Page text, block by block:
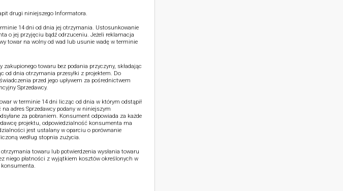
drugi niniejszego Informatora.
14 dni od dnia jej otrzymania. Ustosunkowanie
o jej przyjęciu bądź odrzuceniu. Jeżeli reklamacja
towar na wolny od wad lub usunie wadę w terminie
towaru bez podania przyczyny, składając
od dnia otrzymania przesyłki z projektem. Do
przed jego upływem za pośrednictwem
Sprzedawcy.
w terminie 14 dni licząc od dnia w którym odstąpił
adres Sprzedawcy podany w niniejszym
za pobraniem. Konsument odpowiada za każde
projektu, odpowiedzialność konsumenta ma
jest ustalany w oparciu o porównanie
według stopnia zużycia.
towaru lub potwierdzenia wysłania towaru
niego płatności z wyjątkiem kosztów określonych w
konsumenta.